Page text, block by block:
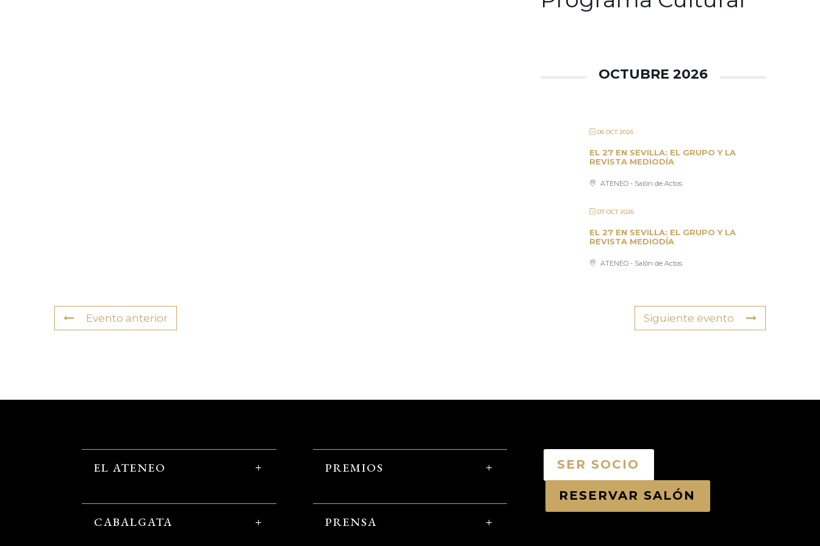
OCTUBRE 2026
06 OCT 2026
EL 27 EN SEVILLA: EL GRUPO Y LA
REVISTA MEDIODÍA
ATENEO - Salón de Actos
07 OCT 2026
EL 27 EN SEVILLA: EL GRUPO Y LA
REVISTA MEDIODÍA
ATENEO - Salón de Actos
Evento anterior Siguiente evento
EL ATENEO
CABALGATA
PREMIOS
PRENSA
SER SOCIO
RESERVAR SALÓN